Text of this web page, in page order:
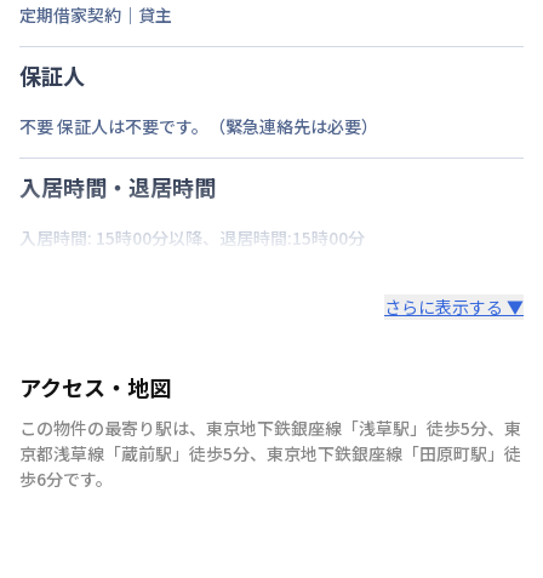
定期借家契約｜貸主
保証人
不要 保証人は不要です。（緊急連絡先は必要）
入居時間・退居時間
入居時間: 15時00分以降、退居時間:15時00分
さらに表示する ▼
アクセス・地図
この物件の最寄り駅は、 東京地下鉄銀座線 「浅草駅 」 徒歩5分、 東
京都浅草線 「蔵前駅 」 徒歩5分、 東京地下鉄銀座線 「田原町駅 」 徒
歩6分です。